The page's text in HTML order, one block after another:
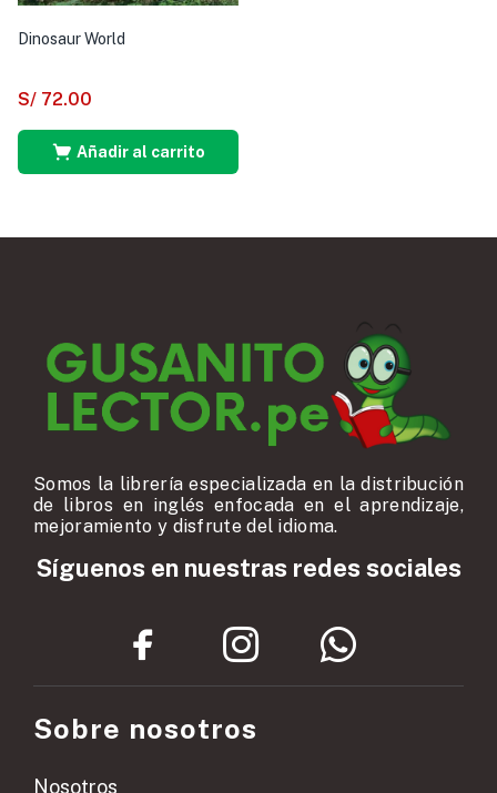
Dinosaur World
S/ 72.00
Añadir al carrito
Somos la librería especializada en la distribución
de libros en inglés enfocada en el aprendizaje,
mejoramiento y disfrute del idioma.
Síguenos en nuestras redes sociales
Sobre nosotros
Nosotros